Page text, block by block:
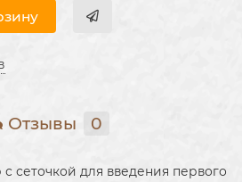
Отзывы 0
сеточкой для введения первого